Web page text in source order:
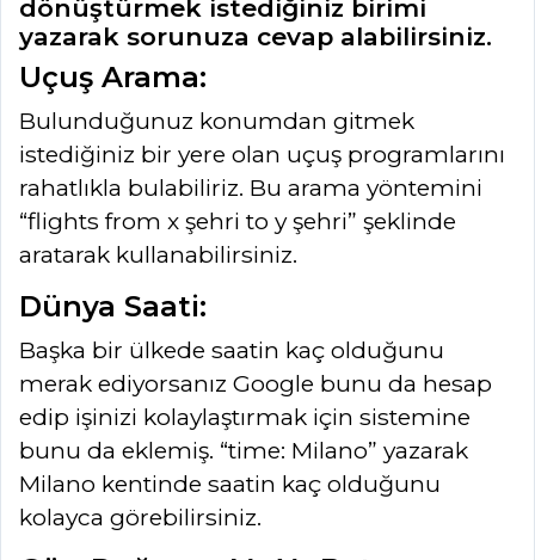
dönüştürmek istediğiniz birimi
yazarak sorunuza cevap alabilirsiniz.
Uçuş Arama:
Bulunduğunuz konumdan gitmek
istediğiniz bir yere olan uçuş programlarını
rahatlıkla bulabiliriz. Bu arama yöntemini
“flights from x şehri to y şehri” şeklinde
aratarak kullanabilirsiniz.
Dünya Saati:
Başka bir ülkede saatin kaç olduğunu
merak ediyorsanız Google bunu da hesap
edip işinizi kolaylaştırmak için sistemine
bunu da eklemiş. “time: Milano” yazarak
Milano kentinde saatin kaç olduğunu
kolayca görebilirsiniz.